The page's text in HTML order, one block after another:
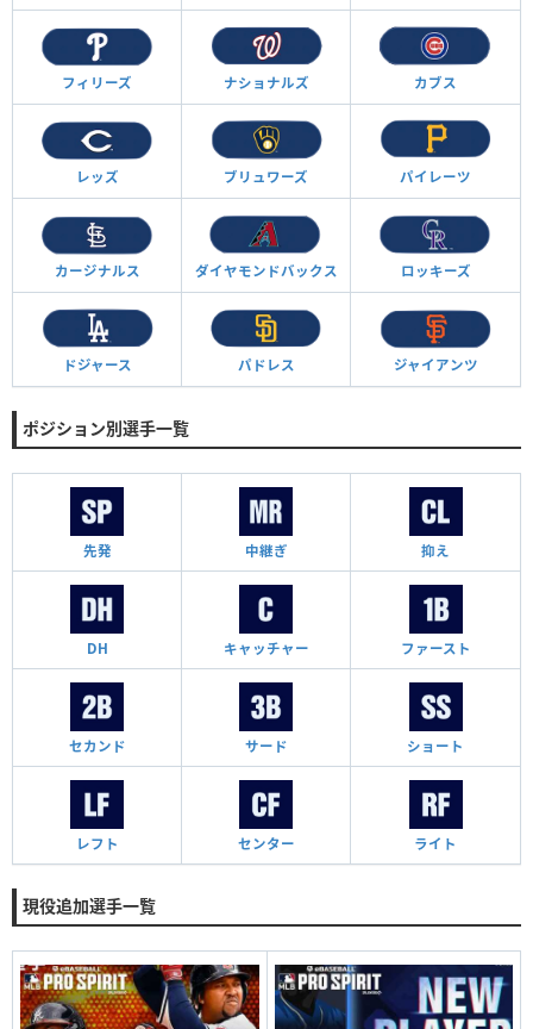
フィリーズ ナショナルズ カブス
レッズ ブリュワーズ パイレーツ
カージナルス ダイヤモンドバックス ロッキーズ
ドジャース パドレス ジャイアンツ
ポジション別選手一覧
先発 中継ぎ 抑え
DH キャッチャー ファースト
セカンド サード ショート
レフト センター ライト
現役追加選手一覧